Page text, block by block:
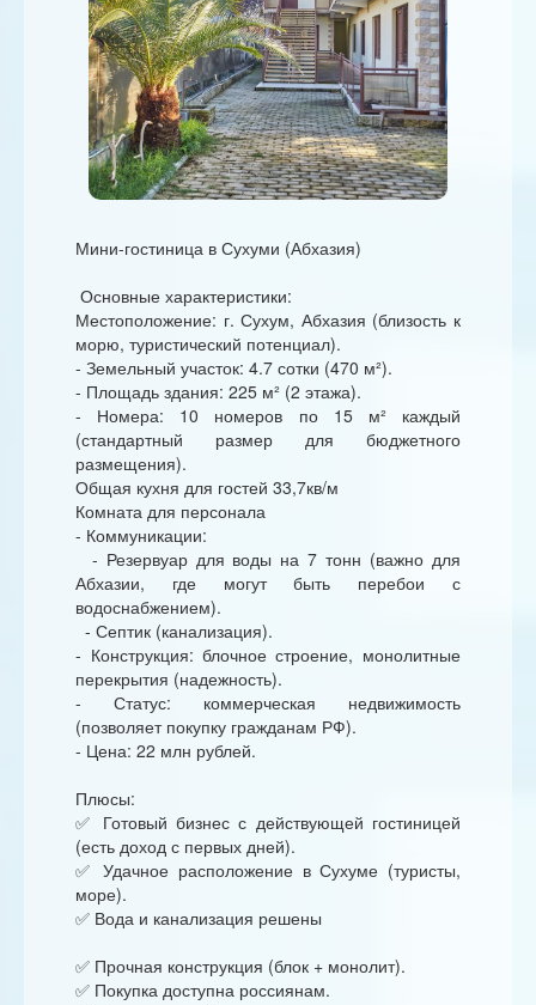
Мини-гостиница в Сухуми (Абхазия)
Основные характеристики:
Местоположение: г. Сухум, Абхазия (близость к
морю, туристический потенциал).
- Земельный участок: 4.7 сотки (470 м²).
- Площадь здания: 225 м² (2 этажа).
- Номера: 10 номеров по 15 м² каждый
(стандартный размер для бюджетного
размещения).
Общая кухня для гостей 33,7кв/м
Комната для персонала
- Коммуникации:
- Резервуар для воды на 7 тонн (важно для
Абхазии, где могут быть перебои с
водоснабжением).
- Септик (канализация).
- Конструкция: блочное строение, монолитные
перекрытия (надежность).
- Статус: коммерческая недвижимость
(позволяет покупку гражданам РФ).
- Цена: 22 млн рублей.
Плюсы:
✅ Готовый бизнес с действующей гостиницей
(есть доход с первых дней).
✅ Удачное расположение в Сухуме (туристы,
море).
✅ Вода и канализация решены
✅ Прочная конструкция (блок + монолит).
✅ Покупка доступна россиянам.